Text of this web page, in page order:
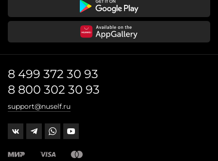
8 499 372 30 93
8 800 302 30 93
support@nuself.ru